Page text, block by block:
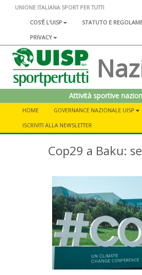
UNIONE ITALIANA SPORT PER TUTTI
COS'È L'UISP
STATUTO E
PRIVACY
Attività sportive
HOME GOVERNANCE NAZIONALE UISP
ISCRIVITI ALLA NEWSLETTER
Cop29 a Baku: